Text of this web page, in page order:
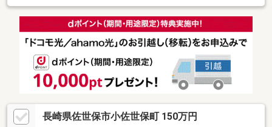
坪）で、庭付き住宅も余裕で実現できます。■好立地→ 業務スー
パー・大野モール・郵便局・病院が徒歩圏内。 毎日の買い物も
通院もラクラク。■春日小・大野中エリアで子育て安心→ 春日小
学校まで徒歩約8分、大野中学校まで徒歩約14分。■即引渡し可能
理想の住まいづくりに取りかかれます。
長崎県佐世保市小佐世保町 150万円